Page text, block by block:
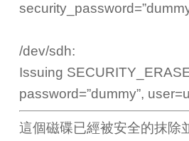
/dev/sdh:
Issuing
password=”dummy”,
這個磁碟已經被安全的抹除